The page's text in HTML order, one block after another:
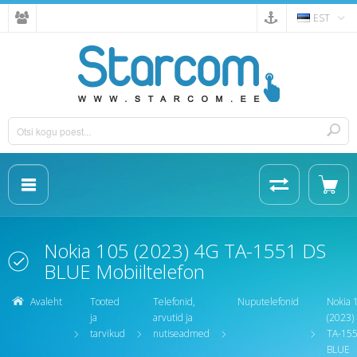
EST
Nokia 105 (2023) 4G TA-1551 DS
BLUE Mobiiltelefon
Avaleht
Tooted
ja
tarvikud
Telefonid,
arvutid ja
nutiseadmed
Nuputelefonid
Nokia
(2023)
TA-
BLUE